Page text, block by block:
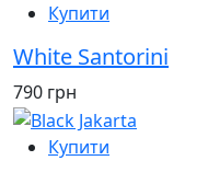
Купити
White Santorini
790 грн
Купити